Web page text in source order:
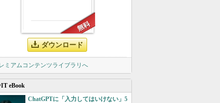
ダウンロード
ミアムコンテンツライブラリへ
IT eBook
ChatGPTに「入力してはいけない」5